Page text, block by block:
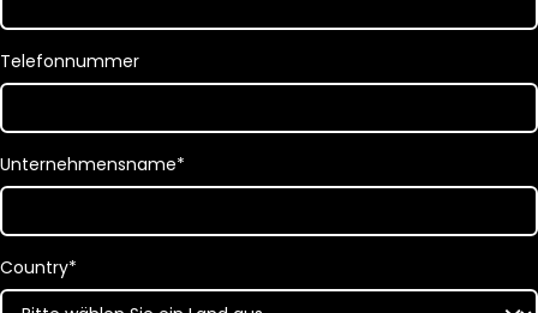
Telefonnummer
Unternehmensname*
Country*